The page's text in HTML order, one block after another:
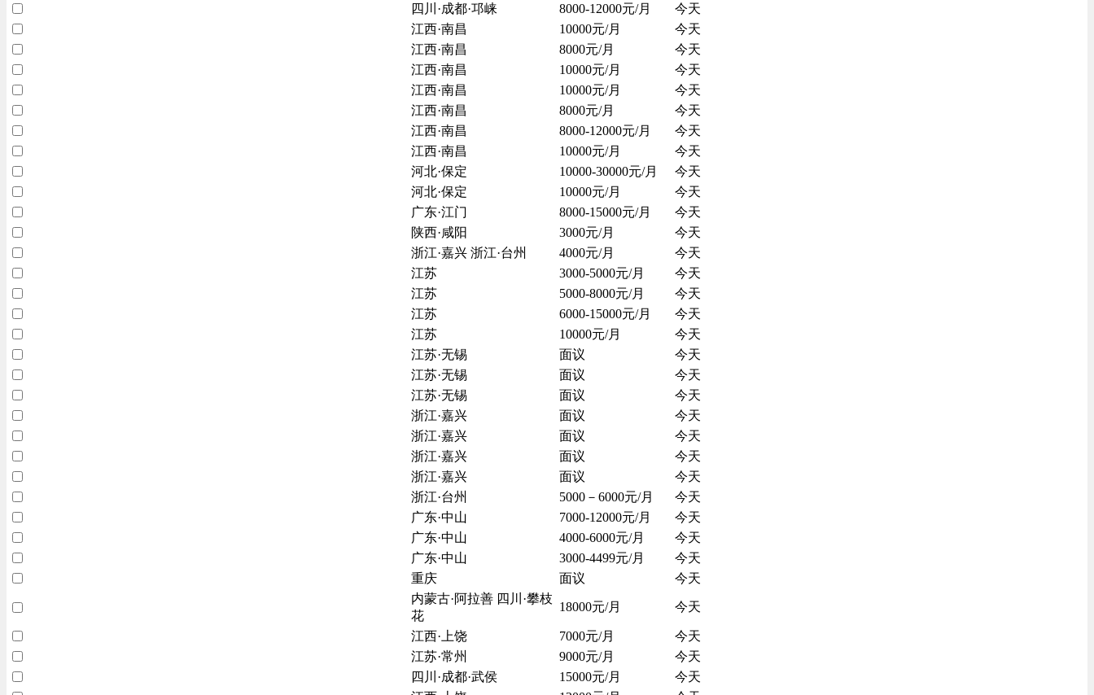
四川·成都·邛崃
8000-12000元/月
今天
江西·南昌
10000元/月
今天
江西·南昌
8000元/月
今天
江西·南昌
10000元/月
今天
江西·南昌
10000元/月
今天
江西·南昌
8000元/月
今天
江西·南昌
8000-12000元/月
今天
江西·南昌
10000元/月
今天
河北·保定
10000-30000元/月
今天
河北·保定
10000元/月
今天
广东·江门
8000-15000元/月
今天
陕西·咸阳
3000元/月
今天
浙江·嘉兴 浙江·台州
4000元/月
今天
江苏
3000-5000元/月
今天
江苏
5000-8000元/月
今天
江苏
6000-15000元/月
今天
江苏
10000元/月
今天
江苏·无锡
面议
今天
江苏·无锡
面议
今天
江苏·无锡
面议
今天
浙江·嘉兴
面议
今天
浙江·嘉兴
面议
今天
浙江·嘉兴
面议
今天
浙江·嘉兴
面议
今天
浙江·台州
5000－6000元/月
今天
广东·中山
7000-12000元/月
今天
广东·中山
4000-6000元/月
今天
广东·中山
3000-4499元/月
今天
重庆
面议
今天
内蒙古·阿拉善 四川·攀枝
花
18000元/月 今天
江西·上饶 7000元/月
今天
江苏·常州
9000元/月
今天
四川·成都·武侯
15000元/月
今天